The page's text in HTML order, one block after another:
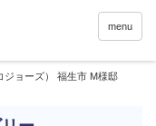
menu
ジョーズ） 福生市 M様邸